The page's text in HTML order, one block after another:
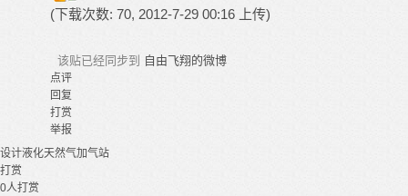
(下载次数: 70, 2012-7-29 00:16 上传)
该贴已经同步到 自由飞翔的微博
点评
回复
打赏
举报
设计液化天然气加气站
打赏
0人打赏